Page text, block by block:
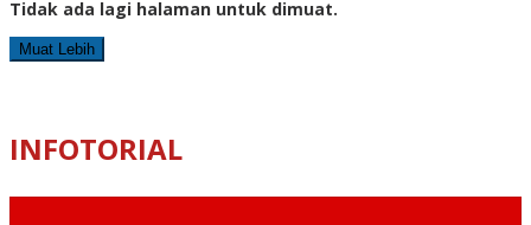
Tidak ada lagi halaman untuk dimuat.
Muat Lebih
INFOTORIAL